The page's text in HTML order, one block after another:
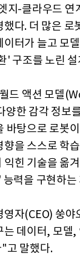
지-클라우드 연
했다. 더 많은 로
터가 늘고 모
' 구조를 노린 설
드 액션 모델
한 감각 정보
바탕으로 로봇
향을 스스로 학
익힌 기술을 옮
력을 구현하는
영자(CEO) 쑹
는 데이터, 모델,
고 말했다.